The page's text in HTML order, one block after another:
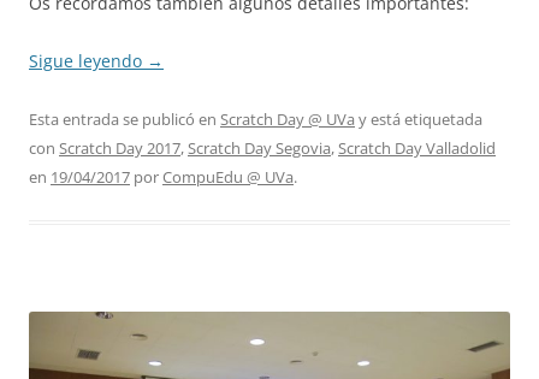
Sigue leyendo →
Esta entrada se publicó en Scratch Day @ UVa y está etiquetada
con Scratch Day 2017,Scratch Day Segovia,Scratch Day Valladolid
en 19/04/2017 porCompuEdu @ UVa.